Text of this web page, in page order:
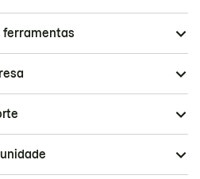
ferramentas